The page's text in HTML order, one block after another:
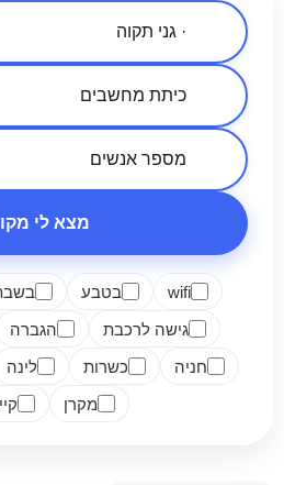
אזור
מצא לי
wifi בטבע
גישה לרכבת
הגברה
חניה
כשרות לינה
מקרן